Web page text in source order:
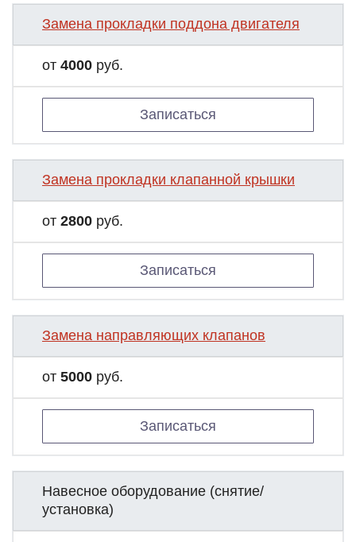
Замена прокладки поддона двигателя
от 4000 руб.
Записаться
Замена прокладки клапанной крышки
от 2800 руб.
Записаться
Замена направляющих клапанов
от 5000 руб.
Записаться
Навесное оборудование (снятие/
установка)